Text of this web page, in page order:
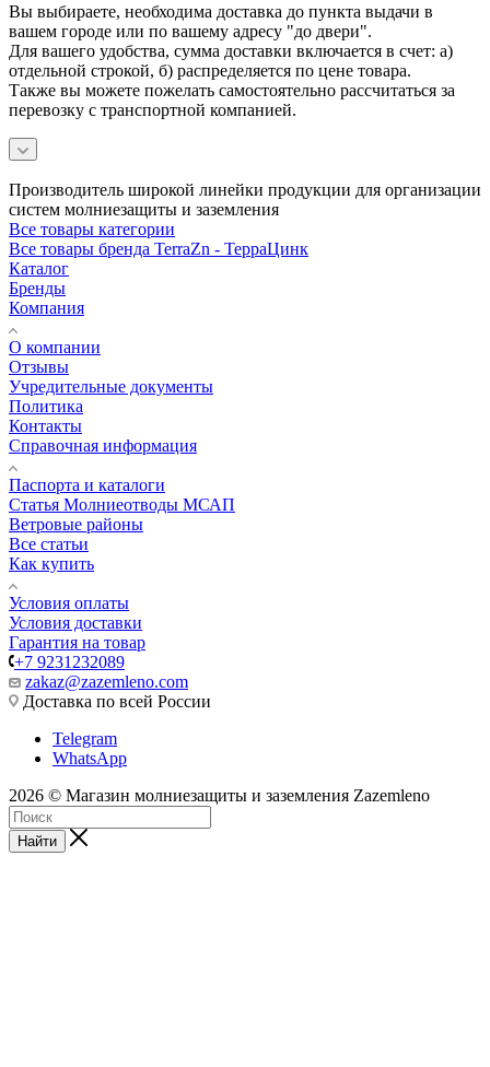
Вы выбираете, необходима доставка до пункта выдачи в
вашем городе или по вашему адресу "до двери".
Для вашего удобства, сумма доставки включается в счет: а)
отдельной строкой, б) распределяется по цене товара.
Также вы можете пожелать самостоятельно рассчитаться за
перевозку с транспортной компанией.
Производитель широкой линейки продукции для организации
систем молниезащиты и заземления
Все товары категории
Все товары бренда TerraZn - ТерраЦинк
Каталог
Бренды
Компания
О компании
Отзывы
Учредительные документы
Политика
Контакты
Справочная информация
Паспорта и каталоги
Статья Молниеотводы МСАП
Ветровые районы
Все статьи
Как купить
Условия оплаты
Условия доставки
Гарантия на товар
+7 9231232089
zakaz@zazemleno.com
Доставка по всей России
Telegram
WhatsApp
2026 © Магазин молниезащиты и заземления Zazemleno
Найти